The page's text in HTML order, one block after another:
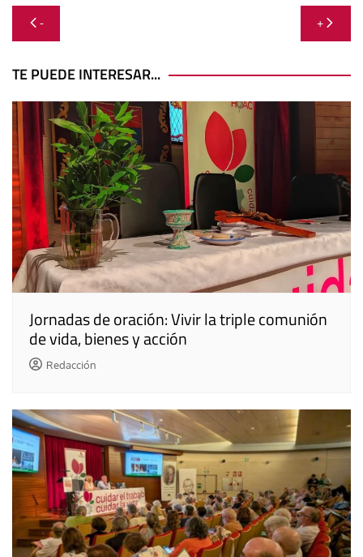
Navegación
de
entradas
- +
TE PUEDE INTERESAR...
Jornadas de oración: Vivir la triple comunión
de vida, bienes y acción
Redacción